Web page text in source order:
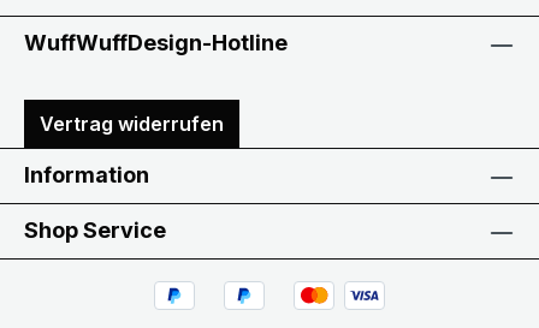
WuffWuffDesign-Hotline
Vertrag widerrufen
Information
Shop Service